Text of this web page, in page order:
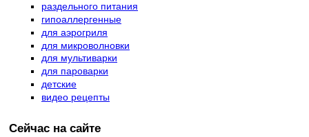
раздельного питания
гипоаллергенные
для аэрогриля
для микроволновки
для мультиварки
для пароварки
детские
видео рецепты
Сейчас на сайте